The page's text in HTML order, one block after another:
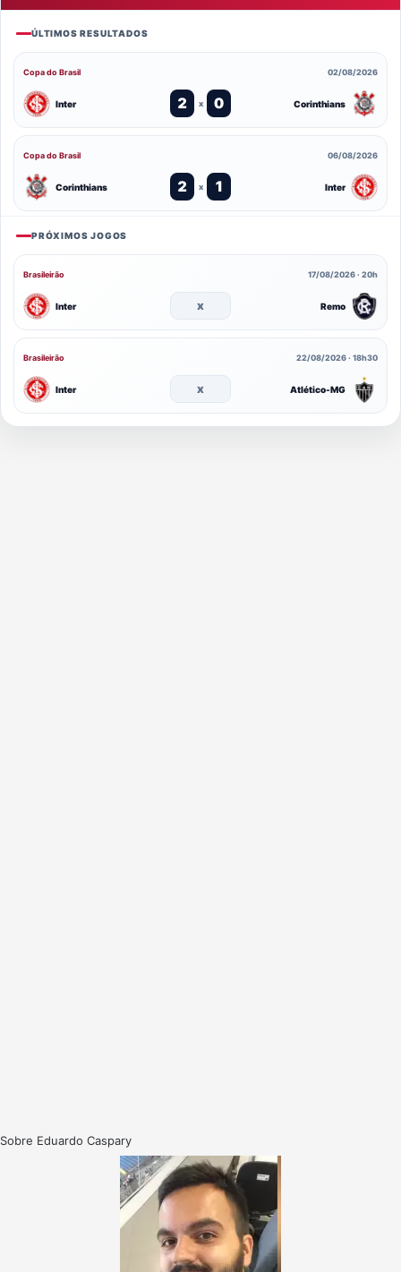
ÚLTIMOS RESULTADOS
Copa do Brasil 02/08/2026
Inter 2 x 0 Corinthians
Copa do Brasil 06/08/2026
Corinthians 2 x 1 Inter
PRÓXIMOS JOGOS
Brasileirão 17/08/2026 · 20h
Inter x Remo
Brasileirão 22/08/2026 · 18h30
Inter x Atlético-MG
Sobre Eduardo Caspary